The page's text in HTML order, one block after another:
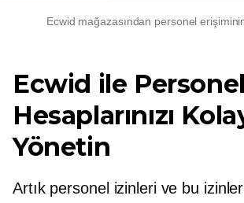
Ecwid mağazasından personel erişiminin
Ecwid ile Personel
Hesaplarınızı
Yönetin
Artık personel izinleri ve bu